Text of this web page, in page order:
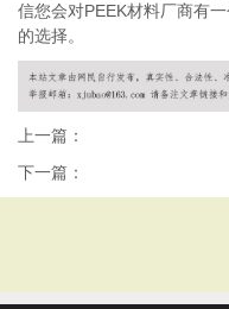
信您会对PEEK材料厂商有
的选择。
上一篇：
下一篇：